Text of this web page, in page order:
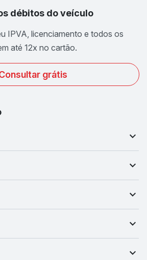
débitos do veículo
IPVA, licenciamento e todos os
até 12x no cartão.
grátis